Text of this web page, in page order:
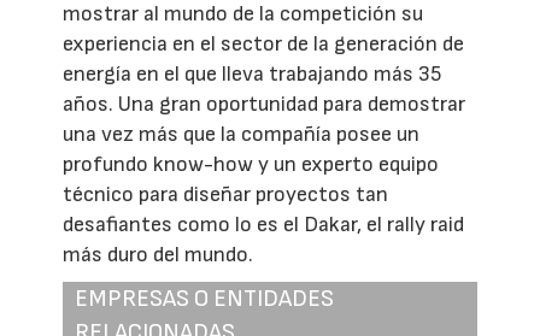
mostrar al mundo de la competición su
experiencia en el sector de la generación de
energía en el que lleva trabajando más 35
años. Una gran oportunidad para demostrar
una vez más que la compañía posee un
profundo know-how y un experto equipo
técnico para diseñar proyectos tan
desafiantes como lo es el Dakar, el rally raid
más duro del mundo.
EMPRESAS O ENTIDADES